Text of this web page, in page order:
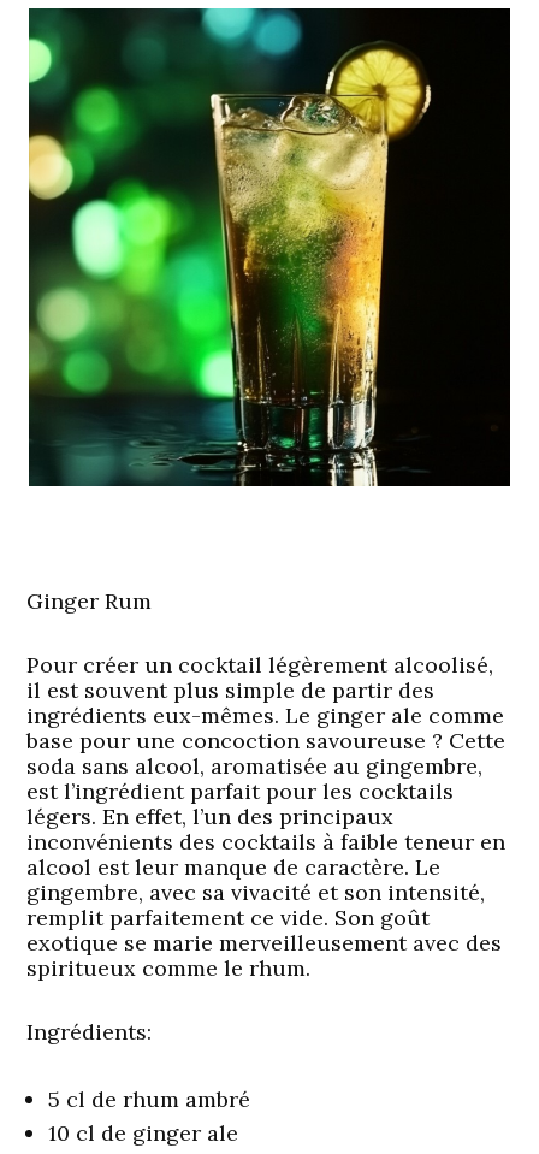
Ginger Rum
Pour créer un cocktail légèrement alcoolisé,
il est souvent plus simple de partir des
ingrédients eux-mêmes. Le ginger ale comme
base pour une concoction savoureuse ? Cette
soda sans alcool, aromatisée au gingembre,
est l’ingrédient parfait pour les cocktails
légers. En effet, l’un des principaux
inconvénients des cocktails à faible teneur en
alcool est leur manque de caractère. Le
gingembre, avec sa vivacité et son intensité,
remplit parfaitement ce vide. Son goût
exotique se marie merveilleusement avec des
spiritueux comme le rhum.
Ingrédients:
5 cl de rhum ambré
10 cl de ginger ale